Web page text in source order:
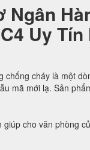
Ngân
Uy
chống cháy là một
mã mới lạ. Sản
giúp cho văn phòng